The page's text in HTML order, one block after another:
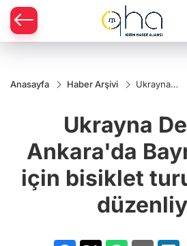
Anasayfa Haber Arşivi
Ukrayna
Bayrak
Günü için
turu
etkinliği
düzenliyor
Ukrayna
Ankara'da
için bisiklet